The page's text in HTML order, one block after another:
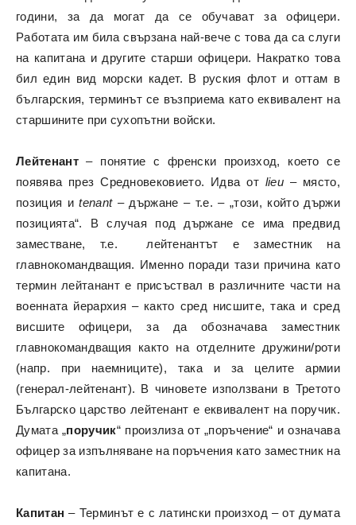
години, за да могат да се обучават за офицери.
Работата им била свързана най-вече с това да са слуги
на капитана и другите старши офицери. Накратко това
бил един вид морски кадет. В руския флот и оттам в
българския, терминът се възприема като еквивалент на
старшините при сухопътни войски.
Лейтенант– понятие с френски произход, което се
появява през Средновековието. Идва от lieu – място,
позиция иtenant– държане – т.е. – „този, който държи
позицията“. В случая под държане се има предвид
заместване, т.е. лейтенантът е заместник на
главнокомандващия. Именно поради тази причина като
термин лейтанант е присъствал в различните части на
военната йерархия – както сред нисшите, така и сред
висшите офицери, за да обозначава заместник
главнокомандващия както на отделните дружини/роти
(напр. при наемниците), така и за целите армии
(генерал-лейтенант). В чиновете използвани в Третото
Българско царство лейтенант е еквивалент на поручик.
Думата „поручик“ произлиза от „поръчение“ и означава
офицер за изпълняване на поръчения като заместник на
капитана.
Капитан – Терминът е с латински произход – от думата